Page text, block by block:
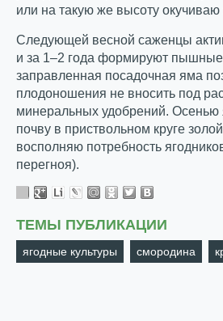
или на такую же высоту окучиваю
Следующей весной саженцы
и за 1–2 года формируют
заправленная посадочная яма
плодоношения не вносить под
минеральных удобрений. Осенью
почву в приствольном круге
восполняю потребность
перегноя).
ТЕМЫ ПУБЛИКАЦИИ
ягодные культуры смородина